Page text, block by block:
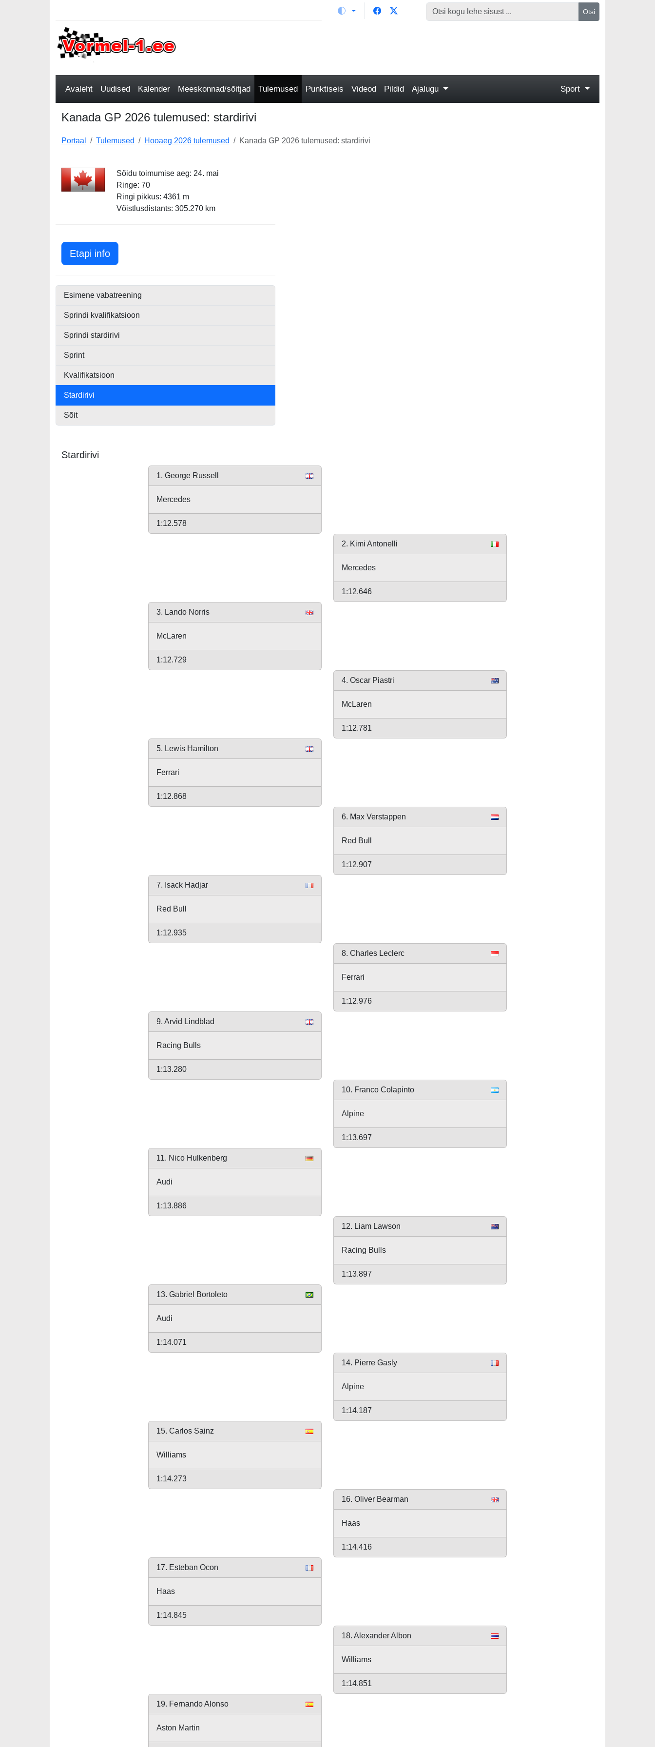
Otsi
Avaleht Uudised Kalender Meeskonnad/sõitjad Tulemused Punktiseis Videod Pildid Ajalugu Sport
Kanada GP 2026 tulemused: stardirivi
Portaal Tulemused Hooaeg 2026 tulemused Kanada GP 2026 tulemused: stardirivi
Sõidu toimumise aeg: 24. mai
Ringe: 70
Ringi pikkus: 4361 m
Võistlusdistants: 305.270 km
Etapi infoKanada GP 2026
Esimene vabatreening
Sprindi kvalifikatsioon
Sprindi stardirivi
Sprint
Kvalifikatsioon
Stardirivi
Sõit
Stardirivi
1. George Russell
Mercedes
1:12.578
2. Kimi Antonelli
Mercedes
1:12.646
3. Lando Norris
McLaren
1:12.729
4. Oscar Piastri
McLaren
1:12.781
5. Lewis Hamilton
Ferrari
1:12.868
6. Max Verstappen
Red Bull
1:12.907
7. Isack Hadjar
Red Bull
1:12.935
8. Charles Leclerc
Ferrari
1:12.976
9. Arvid Lindblad
Racing Bulls
1:13.280
10. Franco Colapinto
Alpine
1:13.697
11. Nico Hulkenberg
Audi
1:13.886
12. Liam Lawson
Racing Bulls
1:13.897
13. Gabriel Bortoleto
Audi
1:14.071
14. Pierre Gasly
Alpine
1:14.187
15. Carlos Sainz
Williams
1:14.273
16. Oliver Bearman
Haas
1:14.416
17. Esteban Ocon
Haas
1:14.845
18. Alexander Albon
Williams
1:14.851
19. Fernando Alonso
Aston Martin